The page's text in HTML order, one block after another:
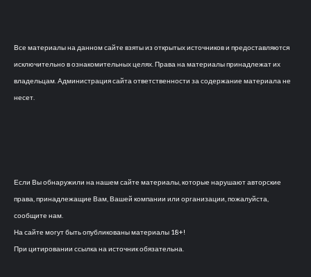
Все материалы на данном сайте взяты из открытых источников и предоставляются
исключительно в ознакомительных целях. Права на материалы принадлежат их
владельцам. Администрация сайта ответственности за содержание материала не
несет.
Если Вы обнаружили на нашем сайте материалы, которые нарушают авторские
права, принадлежащие Вам, Вашей компании или организации, пожалуйста,
сообщите нам.
На сайте могут быть опубликованы материалы 18+!
При цитировании ссылка на источник обязательна.